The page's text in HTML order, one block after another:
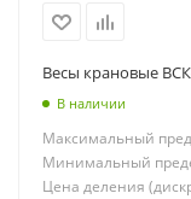
Весы крановые
В наличии
Максимальный
Минимальный
Цена деления